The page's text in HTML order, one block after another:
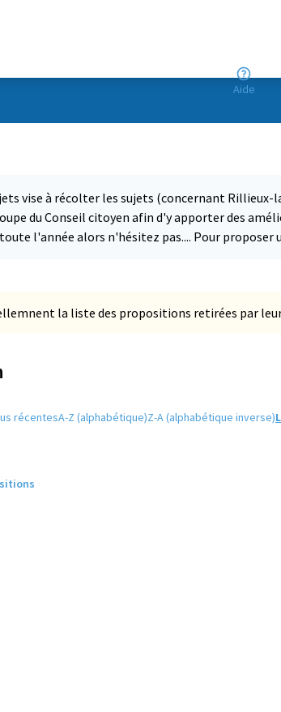
Aide
vise à récolter les sujets (concernant
du Conseil citoyen afin d'y apporter des
l'année alors n'hésitez pas.... Pour
la liste des propositions retirées par
récentesA-Z (alphabétique)Z-A (alphabétique inverse)